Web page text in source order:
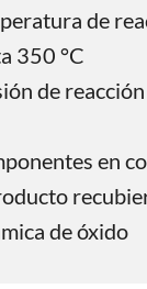
de
350 °C
de
en
de óxido